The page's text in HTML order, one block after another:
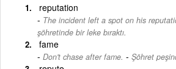
reputation
The incident left a spot on his
şöhretinde bir leke bıraktı.
fame
Don't chase after fame. - Şöhret